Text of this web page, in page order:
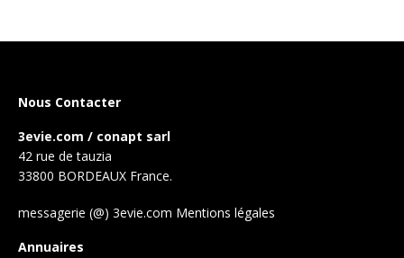
Nous Contacter
3evie.com / conapt sarl
42 rue de tauzia
33800 BORDEAUX France.
messagerie (@) 3evie.com Mentions légales
Annuaires